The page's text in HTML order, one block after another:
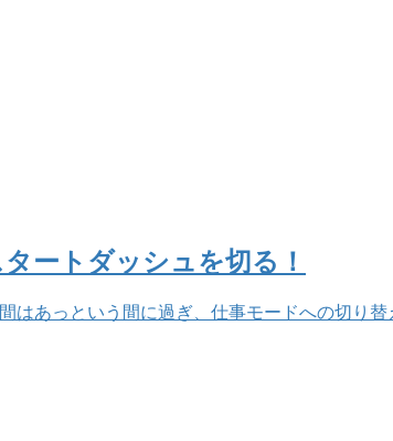
ートダッシュを切る！
あっという間に過ぎ、仕事モードへの切り